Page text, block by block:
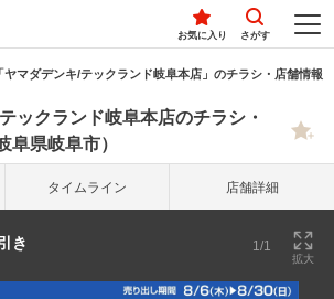
お気に入り さがす
「ヤマダデンキ/テックランド岐阜本店」のチラシ・店舗情報
ックランド岐阜本店のチラシ・
阜県岐阜市）
タイム ライン 店舗詳細
き 1/1
拡大